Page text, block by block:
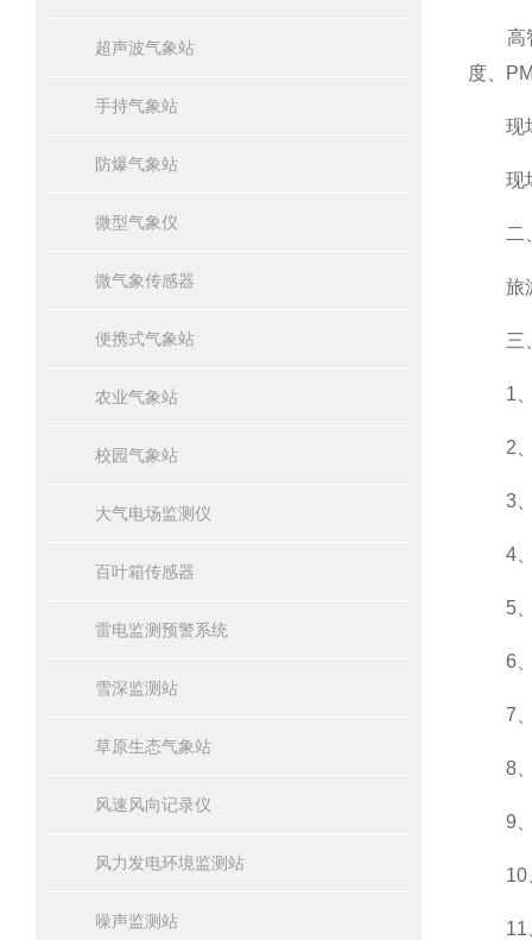
超声波气象站
手持气象站
防爆气象站
微型气象仪
微气象传感器
便携式气象站
农业气象站
校园气象站
大气电场监测仪
百叶箱传感器
雷电监测预警系统
雪深监测站
草原生态气象站
风速风向记录仪
风力发电环境监测站
噪声监测站
高智
度、
现场
现场
二、
旅游
三、
1、
2、
3、
4、
5、
6、
7、
8、
9、负
10、
11、